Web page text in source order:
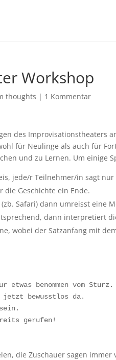
Workshop
thoughts | 1 Kommentar
des Improvisationstheaters
für Neulinge als auch für
und zu Lernen. Um einige
jede/r Teilnehmer/in sagt
Geschichte ein Ende.
Safari) dann umreisst eine
dann interpretiert
wobei der Satzanfang mit
benommen vom Sturz.
bewusstlos da.
gerufen!
die Zuschauer sagen